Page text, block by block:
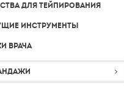
для тейпирования
инструменты
врача